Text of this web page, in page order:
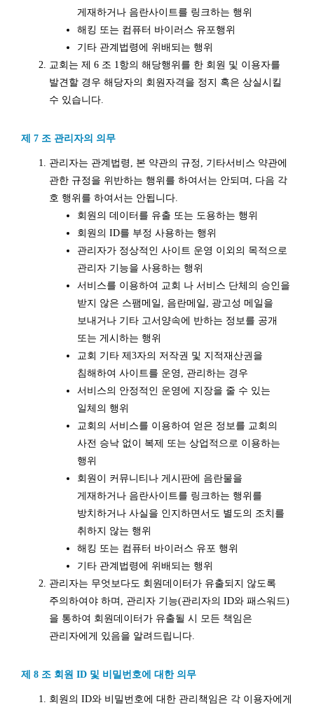
게재하거나 음란사이트를 링크하는 행위
해킹 또는 컴퓨터 바이러스 유포행위
기타 관계법령에 위배되는 행위
교회는 제 6 조 1항의 해당행위를 한 회원 및 이용자를
발견할 경우 해당자의 회원자격을 정지 혹은 상실시킬
수 있습니다.
제 7 조 관리자의 의무
관리자는 관계법령, 본 약관의 규정, 기타서비스 약관에
관한 규정을 위반하는 행위를 하여서는 안되며, 다음 각
호 행위를 하여서는 안됩니다.
회원의 데이터를 유출 또는 도용하는 행위
회원의 ID를 부정 사용하는 행위
관리자가 정상적인 사이트 운영 이외의 목적으로
관리자 기능을 사용하는 행위
서비스를 이용하여 교회 나 서비스 단체의 승인을
받지 않은 스팸메일, 음란메일, 광고성 메일을
보내거나 기타 고서양속에 반하는 정보를 공개
또는 게시하는 행위
교회 기타 제3자의 저작권 및 지적재산권을
침해하여 사이트를 운영, 관리하는 경우
서비스의 안정적인 운영에 지장을 줄 수 있는
일체의 행위
교회의 서비스를 이용하여 얻은 정보를 교회의
사전 승낙 없이 복제 또는 상업적으로 이용하는
행위
회원이 커뮤니티나 게시판에 음란물을
게재하거나 음란사이트를 링크하는 행위를
방치하거나 사실을 인지하면서도 별도의 조치를
취하지 않는 행위
해킹 또는 컴퓨터 바이러스 유포 행위
기타 관계법령에 위배되는 행위
관리자는 무엇보다도 회원데이터가 유출되지 않도록
주의하여야 하며, 관리자 기능(관리자의 ID와 패스워드)
을 통하여 회원데이터가 유출될 시 모든 책임은
관리자에게 있음을 알려드립니다.
제 8 조 회원 ID 및 비밀번호에 대한 의무
회원의 ID와 비밀번호에 대한 관리책임은 각 이용자에게